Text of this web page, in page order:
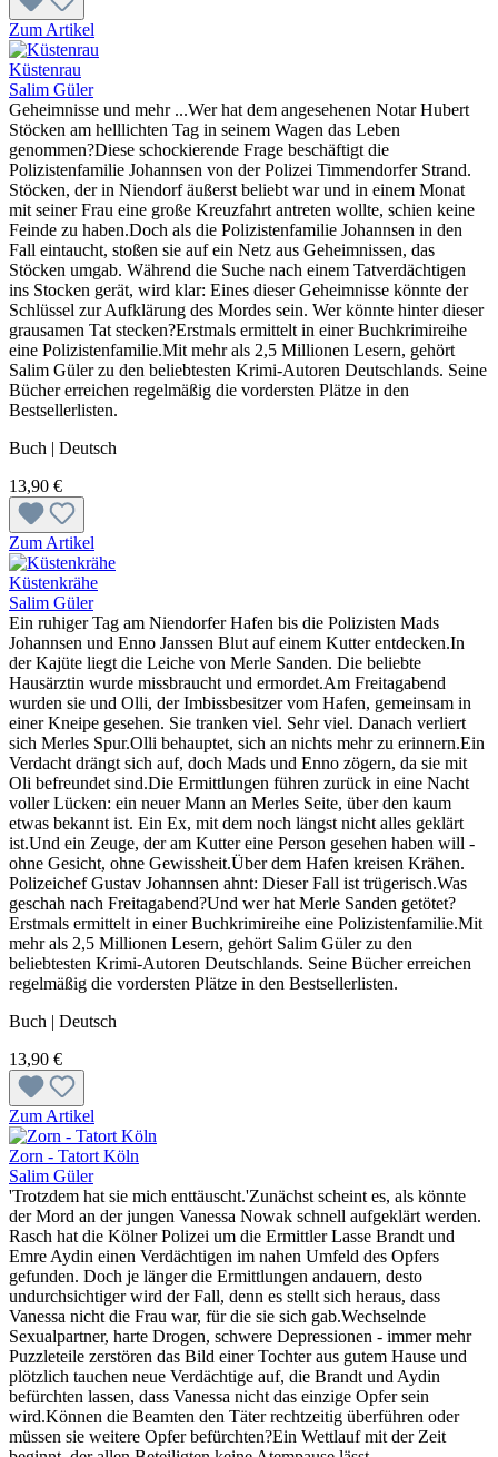
Zum Artikel
Küstenrau
Salim Güler
Geheimnisse und mehr ...Wer hat dem angesehenen Notar Hubert
Stöcken am helllichten Tag in seinem Wagen das Leben
genommen?Diese schockierende Frage beschäftigt die
Polizistenfamilie Johannsen von der Polizei Timmendorfer Strand.
Stöcken, der in Niendorf äußerst beliebt war und in einem Monat
mit seiner Frau eine große Kreuzfahrt antreten wollte, schien keine
Feinde zu haben.Doch als die Polizistenfamilie Johannsen in den
Fall eintaucht, stoßen sie auf ein Netz aus Geheimnissen, das
Stöcken umgab. Während die Suche nach einem Tatverdächtigen
ins Stocken gerät, wird klar: Eines dieser Geheimnisse könnte der
Schlüssel zur Aufklärung des Mordes sein. Wer könnte hinter dieser
grausamen Tat stecken?Erstmals ermittelt in einer Buchkrimireihe
eine Polizistenfamilie.Mit mehr als 2,5 Millionen Lesern, gehört
Salim Güler zu den beliebtesten Krimi-Autoren Deutschlands. Seine
Bücher erreichen regelmäßig die vordersten Plätze in den
Bestsellerlisten.
Buch | Deutsch
13,90 €
Zum Artikel
Küstenkrähe
Salim Güler
Ein ruhiger Tag am Niendorfer Hafen bis die Polizisten Mads
Johannsen und Enno Janssen Blut auf einem Kutter entdecken.In
der Kajüte liegt die Leiche von Merle Sanden. Die beliebte
Hausärztin wurde missbraucht und ermordet.Am Freitagabend
wurden sie und Olli, der Imbissbesitzer vom Hafen, gemeinsam in
einer Kneipe gesehen. Sie tranken viel. Sehr viel. Danach verliert
sich Merles Spur.Olli behauptet, sich an nichts mehr zu erinnern.Ein
Verdacht drängt sich auf, doch Mads und Enno zögern, da sie mit
Oli befreundet sind.Die Ermittlungen führen zurück in eine Nacht
voller Lücken: ein neuer Mann an Merles Seite, über den kaum
etwas bekannt ist. Ein Ex, mit dem noch längst nicht alles geklärt
ist.Und ein Zeuge, der am Kutter eine Person gesehen haben will -
ohne Gesicht, ohne Gewissheit.Über dem Hafen kreisen Krähen.
Polizeichef Gustav Johannsen ahnt: Dieser Fall ist trügerisch.Was
geschah nach Freitagabend?Und wer hat Merle Sanden getötet?
Erstmals ermittelt in einer Buchkrimireihe eine Polizistenfamilie.Mit
mehr als 2,5 Millionen Lesern, gehört Salim Güler zu den
beliebtesten Krimi-Autoren Deutschlands. Seine Bücher erreichen
regelmäßig die vordersten Plätze in den Bestsellerlisten.
Buch | Deutsch
13,90 €
Zum Artikel
Zorn - Tatort Köln
Salim Güler
'Trotzdem hat sie mich enttäuscht.'Zunächst scheint es, als könnte
der Mord an der jungen Vanessa Nowak schnell aufgeklärt werden.
Rasch hat die Kölner Polizei um die Ermittler Lasse Brandt und
Emre Aydin einen Verdächtigen im nahen Umfeld des Opfers
gefunden. Doch je länger die Ermittlungen andauern, desto
undurchsichtiger wird der Fall, denn es stellt sich heraus, dass
Vanessa nicht die Frau war, für die sie sich gab.Wechselnde
Sexualpartner, harte Drogen, schwere Depressionen - immer mehr
Puzzleteile zerstören das Bild einer Tochter aus gutem Hause und
plötzlich tauchen neue Verdächtige auf, die Brandt und Aydin
befürchten lassen, dass Vanessa nicht das einzige Opfer sein
wird.Können die Beamten den Täter rechtzeitig überführen oder
müssen sie weitere Opfer befürchten?Ein Wettlauf mit der Zeit